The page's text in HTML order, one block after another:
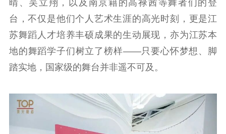
晴、吴立翔，以及南京籍的高禄茜等舞者们的登
台，不仅是他们个人艺术生涯的高光时刻，更是江
苏舞蹈人才培养丰硕成果的生动展现，亦为江苏本
地的舞蹈学子们树立了榜样——只要心怀梦想、脚
踏实地，国家级的舞台并非遥不可及。